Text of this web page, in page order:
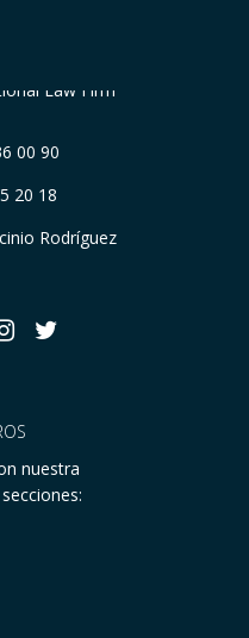
00 90
20 18
Rodríguez
nuestra